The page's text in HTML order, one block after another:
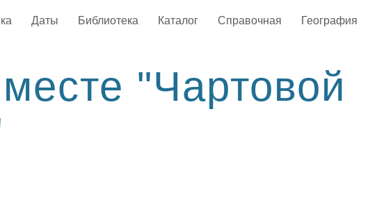
Даты Библиотека Каталог Справочная География
"Чартовой